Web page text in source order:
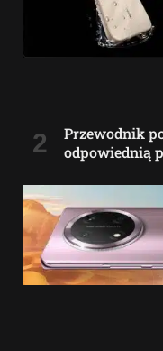
Przewodnik
odpowiednią